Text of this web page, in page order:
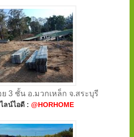
3 ชั้น อ.มวกเหล็ก จ.สระบุรี
ลน์ไอดี :@HORHOME